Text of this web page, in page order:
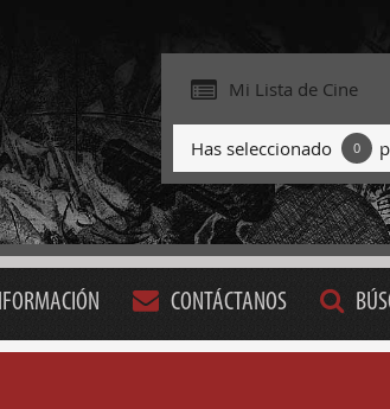
Mi Lista de Cine
Has seleccionado 0
CONTÁCTANOS